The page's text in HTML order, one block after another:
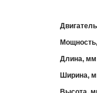
Длина, мм
Ширина,